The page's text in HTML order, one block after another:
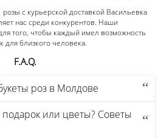
с курьерской доставкой Васильевка
нас среди конкурентов. Наши
того, чтобы каждый имел возможность
для близкого человека.
F.A.Q.
роз в Молдове
или цветы? Советы